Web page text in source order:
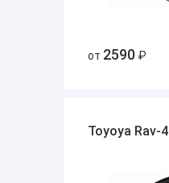
от 2590 ₽
Toyoya Rav-4